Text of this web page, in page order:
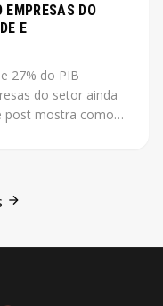
DO
E
27% do PIB
do setor ainda
post mostra como